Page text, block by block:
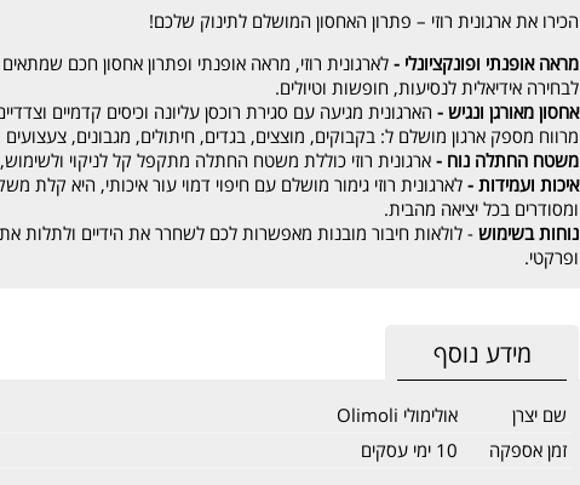
הכירו את ארגונית רוזי – פתרון האחסון המושלם לתינוק שלכם!
מראה אופנתי ופונקציונלי -לארגונית רוזי, מראה אופנתי ופתרון אחסון חכם
לבחירה אידיאלית לנסיעות, חופשות וטיולים.
אחסון מאורגן ונגיש - הארגונית מגיעה עם סגירת רוכסן עליונה וכיסים קדמיים
מרווח מספק ארגון מושלם ל: בקבוקים, מוצצים, בגדים, חיתולים, מגבונים,
משטח החתלה נוח - ארגונית רוזי כוללת משטח החתלה מתקפל קל לניקוי
איכות ועמידות - לארגונית רוזי גימור מושלם עם חיפוי דמוי עור איכותי, היא
ומסודרים בכל יציאה מהבית.
נוחות בשימוש - לולאות חיבור מובנות מאפשרות לכם לשחרר את הידיים ולתלות
ופרקטי.
מידע נוסף
שם יצרן
אולימולי Olimoli
זמן אספקה
10 ימי עסקים